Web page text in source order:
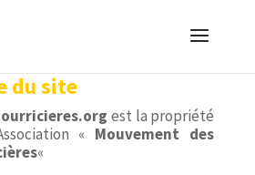
du site
est la propriété
« Mouvement des
«